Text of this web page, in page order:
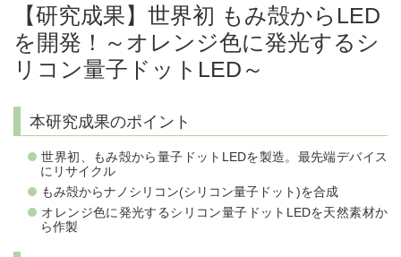
【研究成果】世界初 もみ殻からLED
を開発！～オレンジ色に発光するシ
リコン量子ドットLED～
本研究成果のポイント
世界初、もみ殻から量子ドットLEDを製造。最先端デバイス
にリサイクル
もみ殻からナノシリコン(シリコン量子ドット)を合成
オレンジ色に発光するシリコン量子ドットLEDを天然素材か
ら作製